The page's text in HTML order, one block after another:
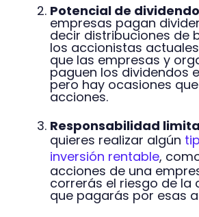
Potencial de
empresas pagan
decir distribuciones de
los accionistas
que las empresas y
paguen los dividendos
pero hay ocasiones
acciones.
Responsabilidad
quieres realizar algún
inversión rentable,
acciones de una
correrás el riesgo de la
que pagarás por esas